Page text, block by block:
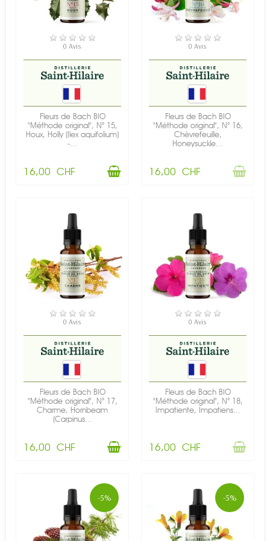
EN STOCK
0 Avis
Fleurs de Bach BIO
"Méthode original", N° 15,
Houx, Holly (Ilex aquifolium)
-...
16,00 CHF
RUPTURE DE STOCK
0 Avis
Fleurs de Bach BIO
"Méthode original", N° 16,
Chèvrefeuille,
Honeysuckle...
16,00 CHF
EN STOCK
0 Avis
Fleurs de Bach BIO
"Méthode original", N° 17,
Charme, Hornbeam
(Carpinus...
16,00 CHF
RUPTURE DE STOCK
0 Avis
Fleurs de Bach BIO
"Méthode original", N° 18,
Impatiente, Impatiens...
16,00 CHF
-5% -5%